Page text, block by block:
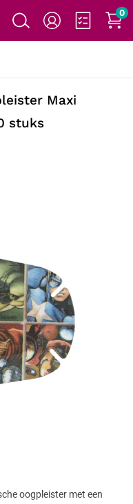
0
Maxi
stuks
oogpleister met een